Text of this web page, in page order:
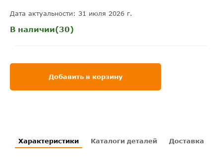
Дата актуальности: 31 июля 2026 г.
В наличии(30)
Добавить в корзину
Характеристики Каталоги деталей Доставка